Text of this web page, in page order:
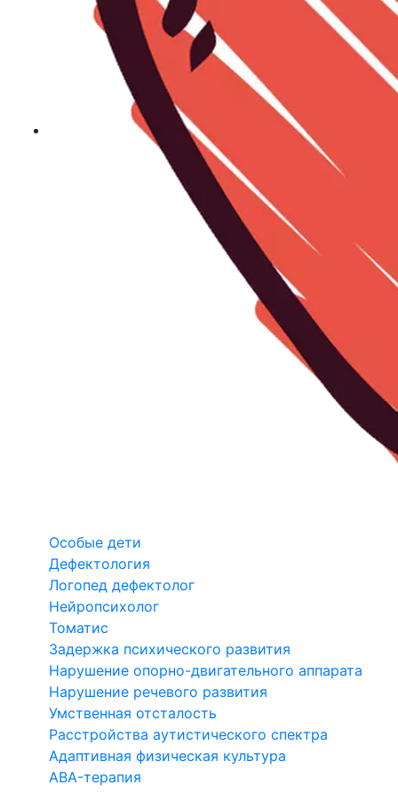
Особые дети
Дефектология
Логопед дефектолог
Нейропсихолог
Томатис
Задержка психического развития
Нарушение опорно-двигательного аппарата
Нарушение речевого развития
Умственная отсталость
Расстройства аутистического спектра
Адаптивная физическая культура
ABA-терапия